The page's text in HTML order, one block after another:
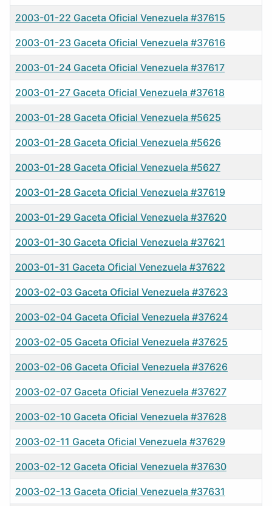
2003-01-22 Gaceta Oficial Venezuela #37615
2003-01-23 Gaceta Oficial Venezuela #37616
2003-01-24 Gaceta Oficial Venezuela #37617
2003-01-27 Gaceta Oficial Venezuela #37618
2003-01-28 Gaceta Oficial Venezuela #5625
2003-01-28 Gaceta Oficial Venezuela #5626
2003-01-28 Gaceta Oficial Venezuela #5627
2003-01-28 Gaceta Oficial Venezuela #37619
2003-01-29 Gaceta Oficial Venezuela #37620
2003-01-30 Gaceta Oficial Venezuela #37621
2003-01-31 Gaceta Oficial Venezuela #37622
2003-02-03 Gaceta Oficial Venezuela #37623
2003-02-04 Gaceta Oficial Venezuela #37624
2003-02-05 Gaceta Oficial Venezuela #37625
2003-02-06 Gaceta Oficial Venezuela #37626
2003-02-07 Gaceta Oficial Venezuela #37627
2003-02-10 Gaceta Oficial Venezuela #37628
2003-02-11 Gaceta Oficial Venezuela #37629
2003-02-12 Gaceta Oficial Venezuela #37630
2003-02-13 Gaceta Oficial Venezuela #37631